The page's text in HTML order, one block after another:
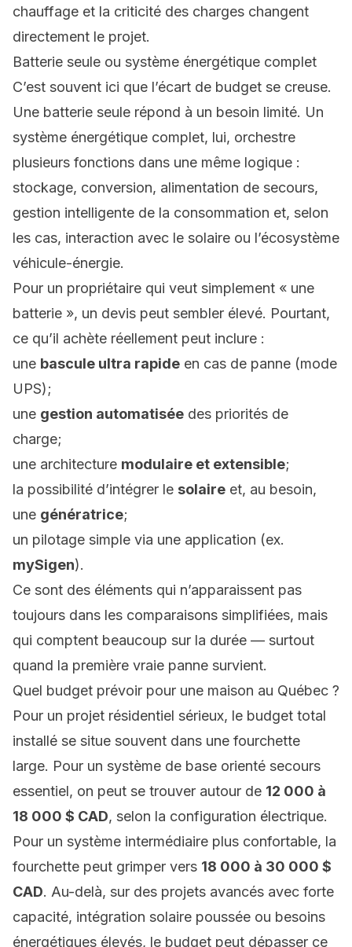
chauffage et la criticité des charges changent
directement le projet.
Batterie seule ou système énergétique complet
C’est souvent ici que l’écart de budget se creuse.
Une batterie seule répond à un besoin limité. Un
système énergétique complet, lui, orchestre
plusieurs fonctions dans une même logique :
stockage, conversion, alimentation de secours,
gestion intelligente de la consommation et, selon
les cas, interaction avec le solaire ou l’écosystème
véhicule-énergie.
Pour un propriétaire qui veut simplement « une
batterie », un devis peut sembler élevé. Pourtant,
ce qu’il achète réellement peut inclure :
une bascule ultra rapide en cas de panne (mode
UPS);
une gestion automatisée des priorités de
charge;
une architecture modulaire et extensible;
la possibilité d’intégrer le solaire et, au besoin,
une génératrice;
un pilotage simple via une application (ex.
mySigen).
Ce sont des éléments qui n’apparaissent pas
toujours dans les comparaisons simplifiées, mais
qui comptent beaucoup sur la durée — surtout
quand la première vraie panne survient.
Quel budget prévoir pour une maison au Québec ?
Pour un projet résidentiel sérieux, le budget total
installé se situe souvent dans une fourchette
large. Pour un système de base orienté secours
essentiel, on peut se trouver autour de 12 000 à
18 000 $ CAD, selon la configuration électrique.
Pour un système intermédiaire plus confortable, la
fourchette peut grimper vers 18 000 à 30 000 $
CAD. Au-delà, sur des projets avancés avec forte
capacité, intégration solaire poussée ou besoins
énergétiques élevés, le budget peut dépasser ce